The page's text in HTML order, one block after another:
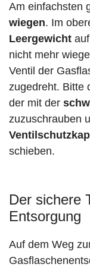
Am einfachsten
wiegen. Im
Leergewicht
nicht mehr
Ventil der
zugedreht. Bitte
der mit der
zuzuschrauben
schieben.
Der sichere
Entsorgung
Auf dem Weg